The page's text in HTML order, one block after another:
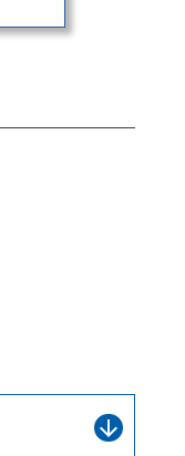
arrow_downward